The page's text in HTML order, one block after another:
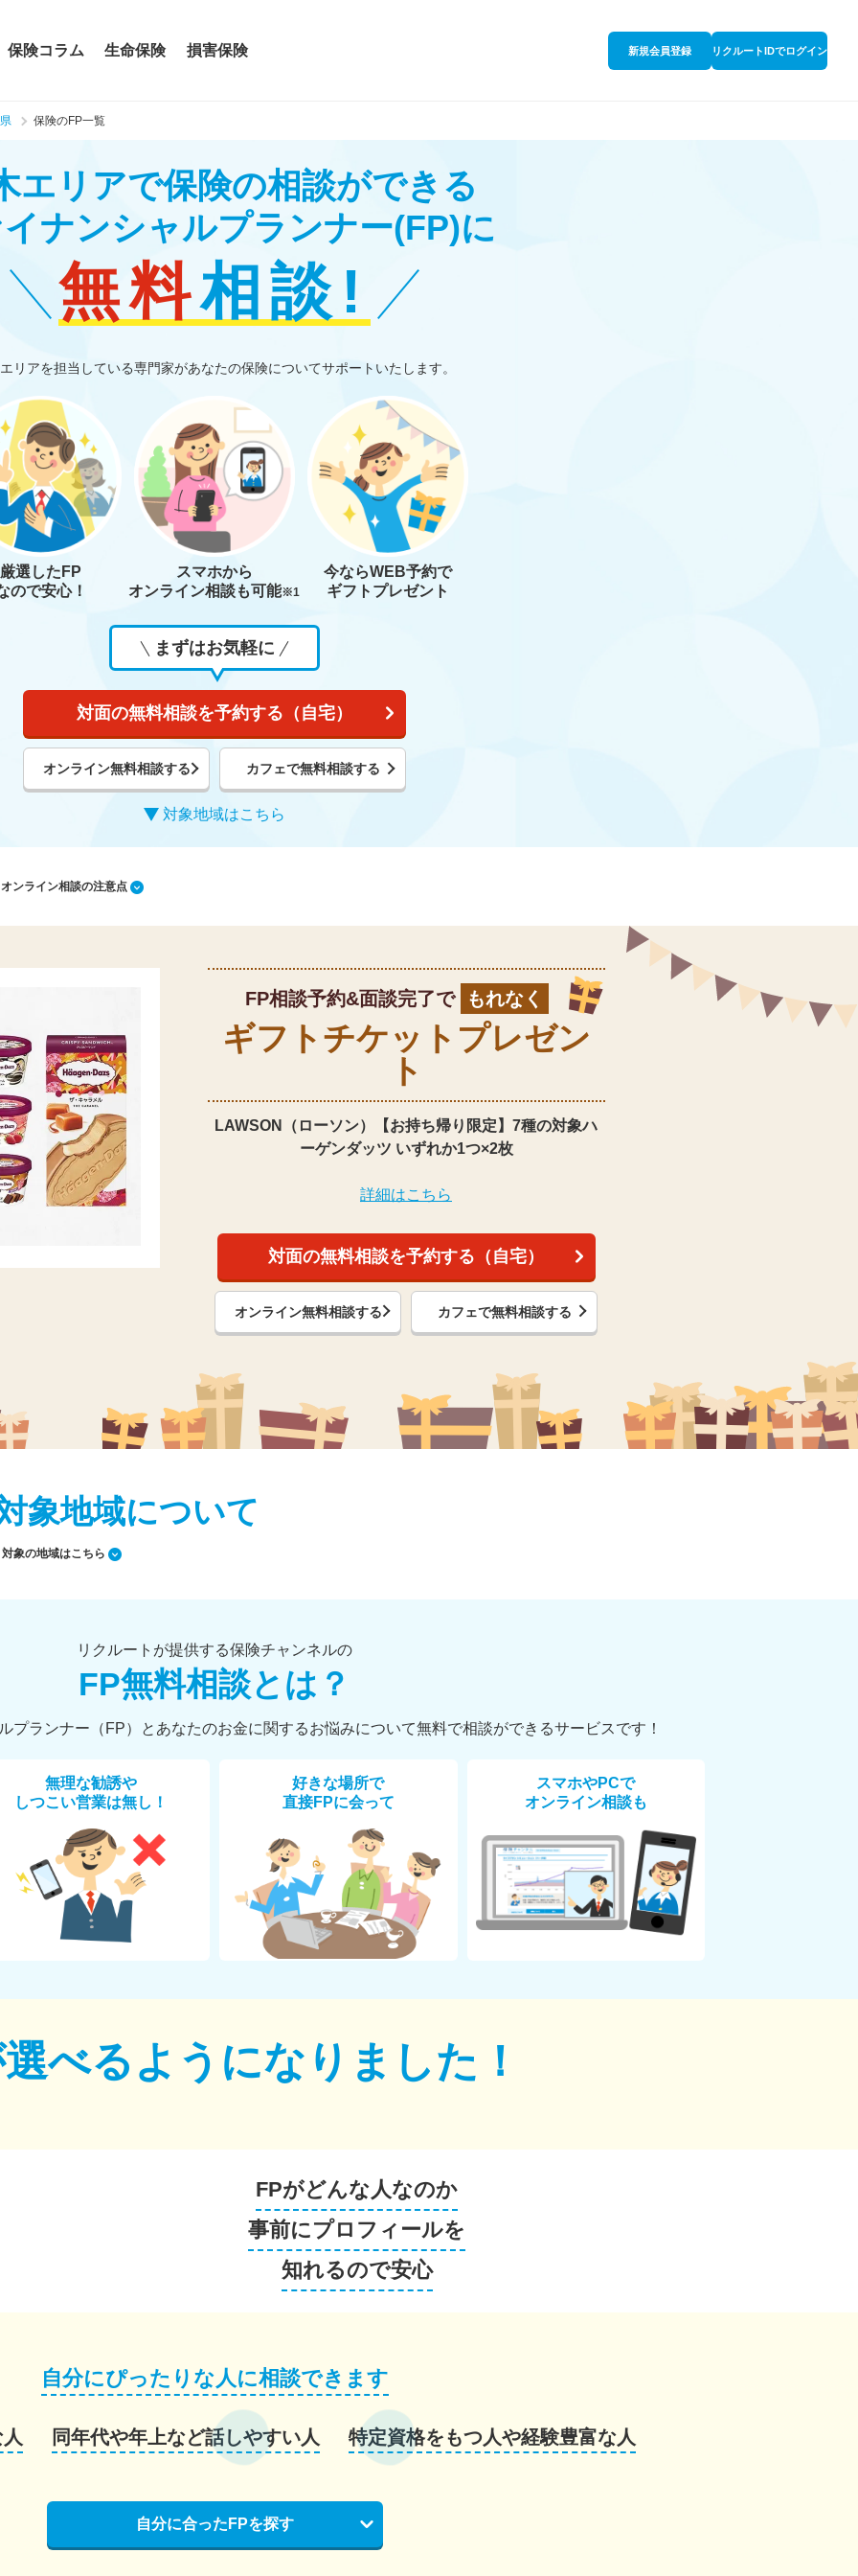
保険コラム 生命保険 損害保険 新規会員登録 リクルートIDでログイン
保険のFP一覧
エリアで保険の相談ができる
ナンシャルプランナー(FP)に
無料相談!
リアを担当している専門家があなたの保険についてサポートいたします。
厳選したFP
ので安心！
スマホから
オンライン相談も可能※1
今ならWEB予約で
ギフトプレゼント
まずはお気軽に
対面の無料相談を予約する（自宅）
オンライン無料相談する カフェで無料相談する
対象地域はこちら
ンライン相談の注意点
FP相談予約&面談完了で もれなく
ギフトチケット プレゼン
ト
LAWSON（ローソン）【お持ち帰り限定】 7種の対象ハ
ーゲンダッツ いずれか1つ×2枚
詳細はこちら
対面の無料相談を予約する（自宅）
オンライン無料相談する カフェで無料相談する
象地域について
対象の地域はこちら
リクルートが提供する保険チャンネルの
FP無料相談とは？
プランナー（FP）とあなたのお金に関するお悩みについて無料で相談ができるサービスです！
無理な勧誘や
しつこい営業は無し！
好きな場所で
直接FPに会って
スマホやPCで
オンライン相談も
べるようになりました！
FPがどんな人なのか
事前にプロフィールを
知れるので安心
自分にぴったりな人に相談できます
同年代や年上など話しやすい人 特定資格をもつ人や経験豊富な人
自分に合ったFPを探す